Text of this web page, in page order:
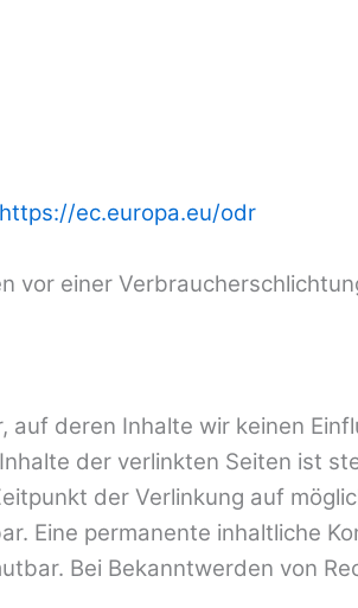
https://ec.europa.eu/odr
vor einer
deren Inhalte wir keinen
der verlinkten Seiten ist
der Verlinkung auf
Eine permanente inhaltliche
Bei Bekanntwerden von